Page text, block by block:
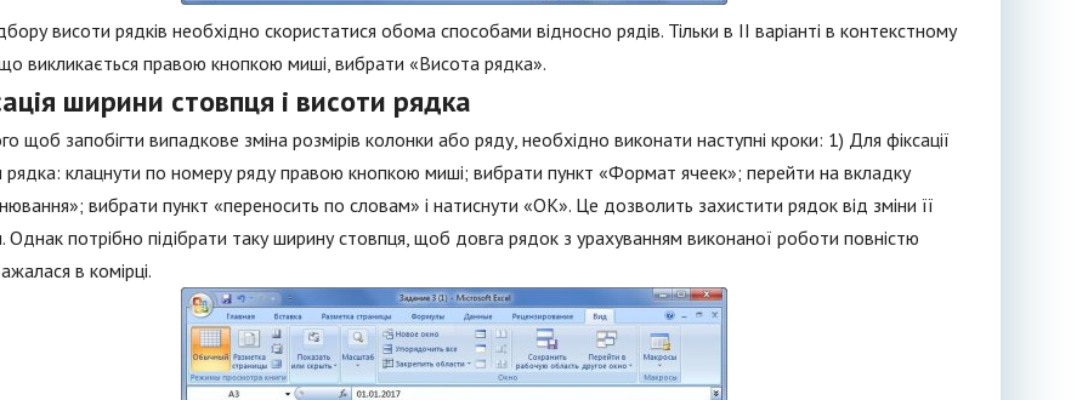
висоти рядків необхідно скористатися обома способами відносно рядів. Тільки в II варіанті в контекстному
викликається правою кнопкою миші, вибрати «Висота рядка».
ширини стовпця і висоти рядка
щоб запобігти випадкове зміна розмірів колонки або ряду, необхідно виконати наступні кроки: 1) Для фіксації
рядка: клацнути по номеру ряду правою кнопкою миші; вибрати пункт «Формат ячеек»; перейти на вкладку
вибрати пункт «переносить по словам» і натиснути «ОК». Це дозволить захистити рядок від зміни її
Однак потрібно підібрати таку ширину стовпця, щоб довга рядок з урахуванням виконаної роботи повністю
в комірці.